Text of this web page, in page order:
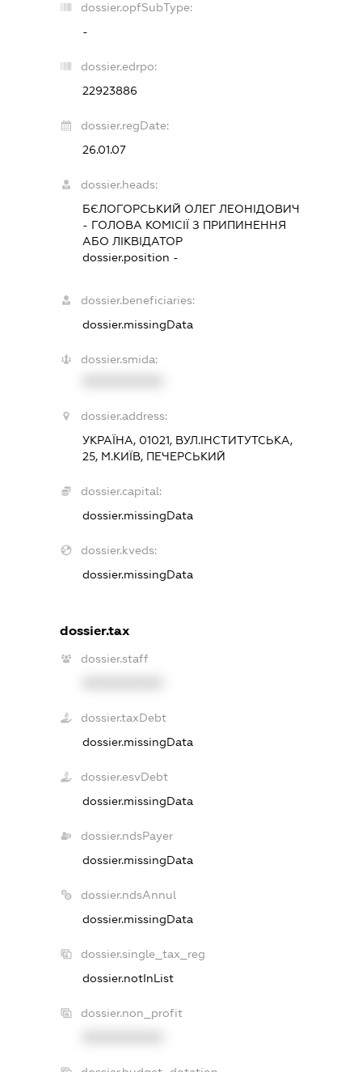
dossier.opfSubType:
-
dossier.edrpo:
22923886
dossier.regDate:
26.01.07
dossier.heads:
БЄЛОГОРСЬКИЙ ОЛЕГ ЛЕОНІДОВИЧ
- ГОЛОВА КОМІСІЇ З ПРИПИНЕННЯ
АБО ЛІКВІДАТОР
dossier.position -
dossier.beneficiaries:
dossier.missingData
dossier.smida:
dossier.address:
УКРАЇНА, 01021, ВУЛ.ІНСТИТУТСЬКА,
25, М.КИЇВ, ПЕЧЕРСЬКИЙ
dossier.capital:
dossier.missingData
dossier.kveds:
dossier.missingData
dossier.tax
dossier.staff
dossier.taxDebt
dossier.missingData
dossier.esvDebt
dossier.missingData
dossier.ndsPayer
dossier.missingData
dossier.ndsAnnul
dossier.missingData
dossier.single_tax_reg
dossier.notInList
dossier.non_profit